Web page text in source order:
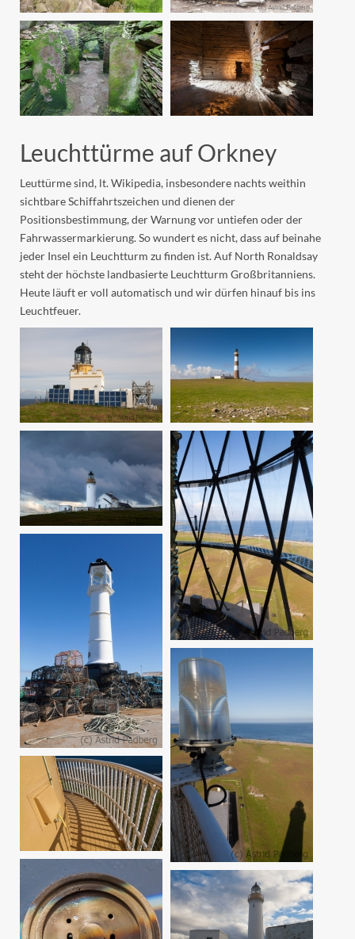
Leuchttürme auf Orkney
Leuttürme sind, lt. Wikipedia, insbesondere nachts weithin
sichtbare Schiffahrtszeichen und dienen der
Positionsbestimmung, der Warnung vor untiefen oder der
Fahrwassermarkierung. So wundert es nicht, dass auf beinahe
jeder Insel ein Leuchtturm zu finden ist. Auf North Ronaldsay
steht der höchste landbasierte Leuchtturm Großbritanniens.
Heute läuft er voll automatisch und wir dürfen hinauf bis ins
Leuchtfeuer.